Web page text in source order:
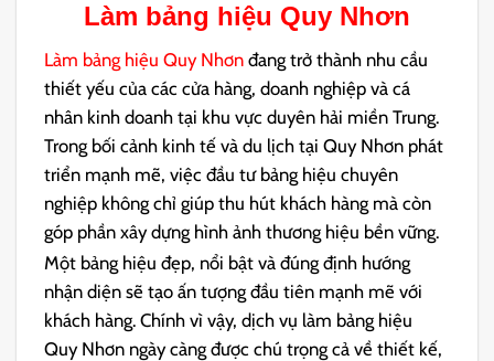
Làm bảng hiệu Quy Nhơn
Làm bảng hiệu Quy Nhơn đang trở thành nhu cầu
thiết yếu của các cửa hàng, doanh nghiệp và cá
nhân kinh doanh tại khu vực duyên hải miền Trung.
Trong bối cảnh kinh tế và du lịch tạiQuy Nhơn phát
triển mạnh mẽ, việc đầu tư bảng hiệu chuyên
nghiệp không chỉ giúp thu hút khách hàng mà còn
góp phần xây dựng hình ảnh thương hiệu bền vững.
Một bảng hiệu đẹp, nổi bật và đúng định hướng
nhận diện sẽ tạo ấn tượng đầu tiên mạnh mẽ với
khách hàng. Chính vì vậy, dịch vụ làm bảng hiệu
Quy Nhơn ngày càng được chú trọng cả về thiết kế,